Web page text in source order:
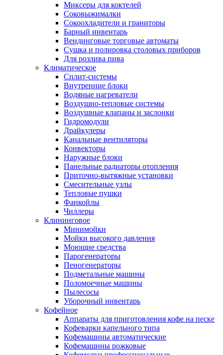
Миксеры для коктелей
Соковыжималки
Сокоохладители и граниторы
Барный инвентарь
Вендинговые торговые автоматы
Сушка и полировка столовых приборов
Для розлива пива
Климатическое
Сплит-системы
Внутренние блоки
Водяные нагреватели
Воздушно-тепловые системы
Воздушные клапаны и заслонки
Гидромодули
Драйкулеры
Канальные вентиляторы
Конвекторы
Наружные блоки
Панельные радиаторы отопления
Приточно-вытяжные установки
Смесительные узлы
Тепловые пушки
Фанкойлы
Чиллеры
Клининговое
Минимойки
Мойки высокого давления
Моющие средства
Парогенераторы
Пеногенераторы
Подметальные машины
Поломоечные машины
Пылесосы
Уборочный инвентарь
Кофейное
Аппараты для приготовления кофе на песке
Кофеварки капельного типа
Кофемашины автоматические
Кофемашины рожковые